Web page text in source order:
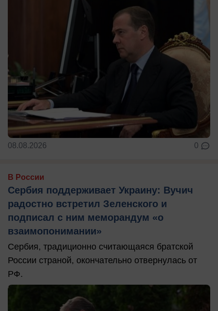
08.08.2026 0
В России
Сербия поддерживает Украину: Вучич
радостно встретил Зеленского и
подписал с ним меморандум «о
взаимопонимании»
Сербия, традиционно считающаяся братской
России страной, окончательно отвернулась от
РФ.